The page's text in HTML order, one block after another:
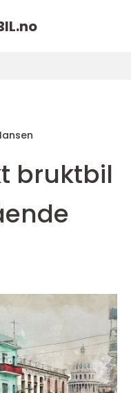
no
bruktbil